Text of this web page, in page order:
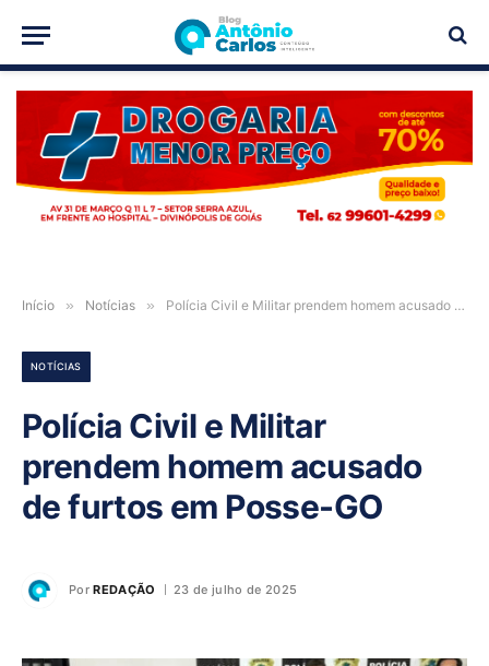
PUBLICIDADE
Início » Notícias » Polícia Civil e Militar prendem homem acusado de furtos em Posse-GO
NOTÍCIAS
Polícia Civil e Militar
prendem homem acusado
de furtos em Posse-GO
Por REDAÇÃO 23 de julho de 2025